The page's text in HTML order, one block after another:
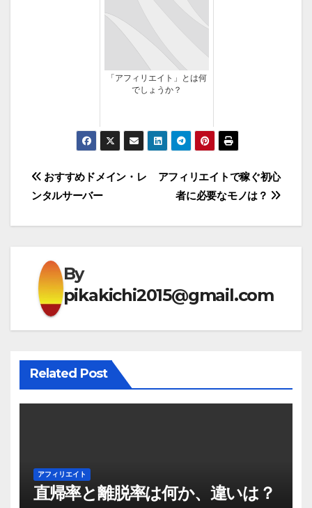
「アフィリエイト」とは何
でしょうか？
投
稿
ビ
ゲ
ー
ョ
ン
アフィリエイトで稼ぐ初心
者に必要なモノは？
おすすめドメイン・レ
ンタルサーバー
By
pikakichi2015@gmail.com
Related Post
アフィリエイト
直帰率と離脱率は何か、違いは？